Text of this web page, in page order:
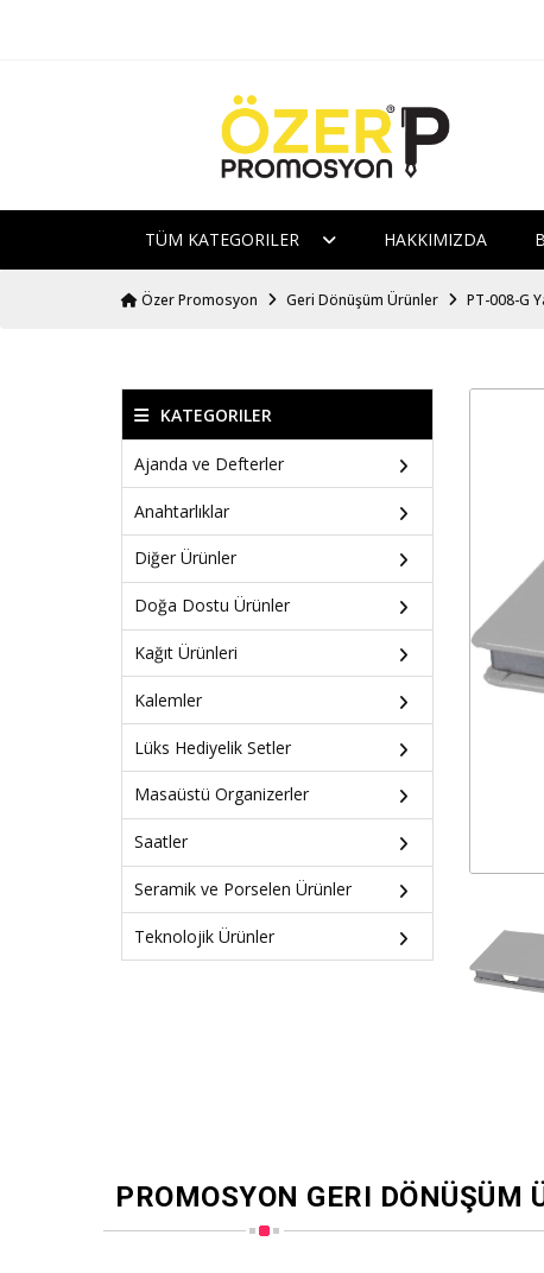
TÜM KATEGORILER HAKKIMIZDA
Özer Promosyon Geri Dönüşüm Ürünler PT-008-G
KATEGORILER
Ajanda ve Defterler
Anahtarlıklar
Diğer Ürünler
Doğa Dostu Ürünler
Kağıt Ürünleri
Kalemler
Lüks Hediyelik Setler
Masaüstü Organizerler
Saatler
Seramik ve Porselen Ürünler
Teknolojik Ürünler
PROMOSYON GERI DÖNÜŞÜM